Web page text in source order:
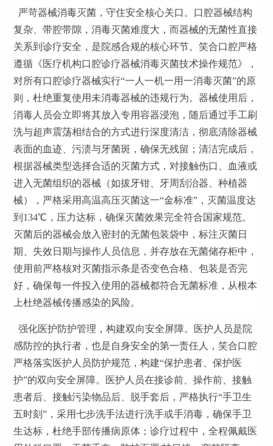
严苛器械消毒灭菌，守住安全核心关口。口腔器械结构
复杂、带腔带隙，消毒灭菌难度大，而器械的无菌性直接
关系到诊疗安全，是院感合规的核心环节。笑合口腔严格
遵循《医疗机构口腔诊疗器械消毒灭菌技术操作规范》，
对所有口腔诊疗器械实行“一人一机一用一消毒灭菌”的原
则，杜绝重复使用未消毒器械的违规行为。器械使用后，
消毒人员会立即将其放入专用容器浸泡，随后通过手工刷
洗与超声震荡相结合的方式进行深度清洁，彻底清除器械
表面的血迹、污渍与牙菌斑，确保无残留；清洁完成后，
根据器械类型选择合适的灭菌方式，对接触伤口、血液或
进入无菌组织的器械（如拔牙钳、牙周刮治器、种植器
械），严格采用高温高压灭菌这一“金标准”，灭菌温度达
到134℃，压力达标，确保灭菌效果完全符合国家规范。
灭菌后的器械会放入密封的无菌包装袋中，标注灭菌日
期、失效日期与操作人员信息，并存放在无菌储存柜中，
使用前严格核对灭菌指示条是否变色合格、包装是否完
好，确保每一件投入使用的器械都符合无菌标准，从根本
上杜绝器械传播感染的风险。
强化医护防护管理，构建双向安全屏障。医护人员是院
感防控的执行者，也是自身安全的第一责任人，笑合口腔
严格落实医护人员防护规范，构建“保护患者、保护医
护”的双向安全屏障。医护人员在接诊前、操作前、接触
患者后、接触污染物品后、脱手套后，严格执行“手卫生
五时刻”，采用七步洗手法进行洗手或手消毒，确保手卫
生达标，杜绝手部传播病原体；诊疗过程中，全程佩戴医